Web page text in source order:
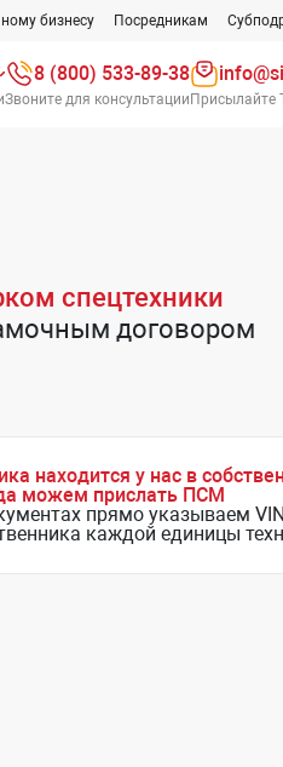
бизнесу Посредникам
8 (800) 533-89-38
Звоните для консультацииПрисылайте
спецтехники
договором
находится у нас в
можем прислать ПСМ
прямо указываем
каждой единицы